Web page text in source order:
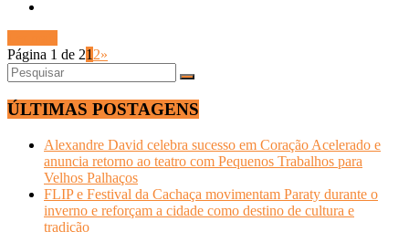
Página 1 de 21 2»
ÚLTIMAS POSTAGENS
Alexandre David celebra sucesso em Coração Acelerado e
anuncia retorno ao teatro com Pequenos Trabalhos para
Velhos Palhaços
FLIP e Festival da Cachaça movimentam Paraty durante o
inverno e reforçam a cidade como destino de cultura e
tradição